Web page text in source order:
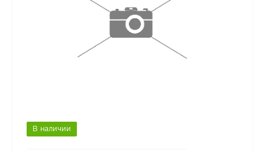
В наличии